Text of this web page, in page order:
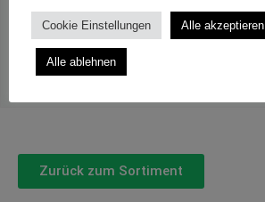
Zurück zum Sortiment
Cookie Einstellungen Alle akzeptieren
Alle ablehnen